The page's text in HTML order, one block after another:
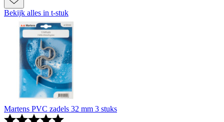
Bekijk alles in t-stuk
Martens PVC zadels 32 mm 3 stuks